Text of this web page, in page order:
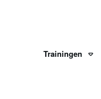
Trainingen